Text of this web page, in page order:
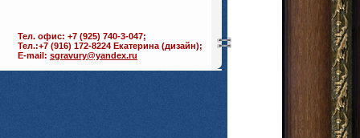
Тел. офис: +7 (925) 740-3-047;
Тел.:+7 (916) 172-8224 Екатерина (дизайн);
E-mail: sgravury@yandex.ru